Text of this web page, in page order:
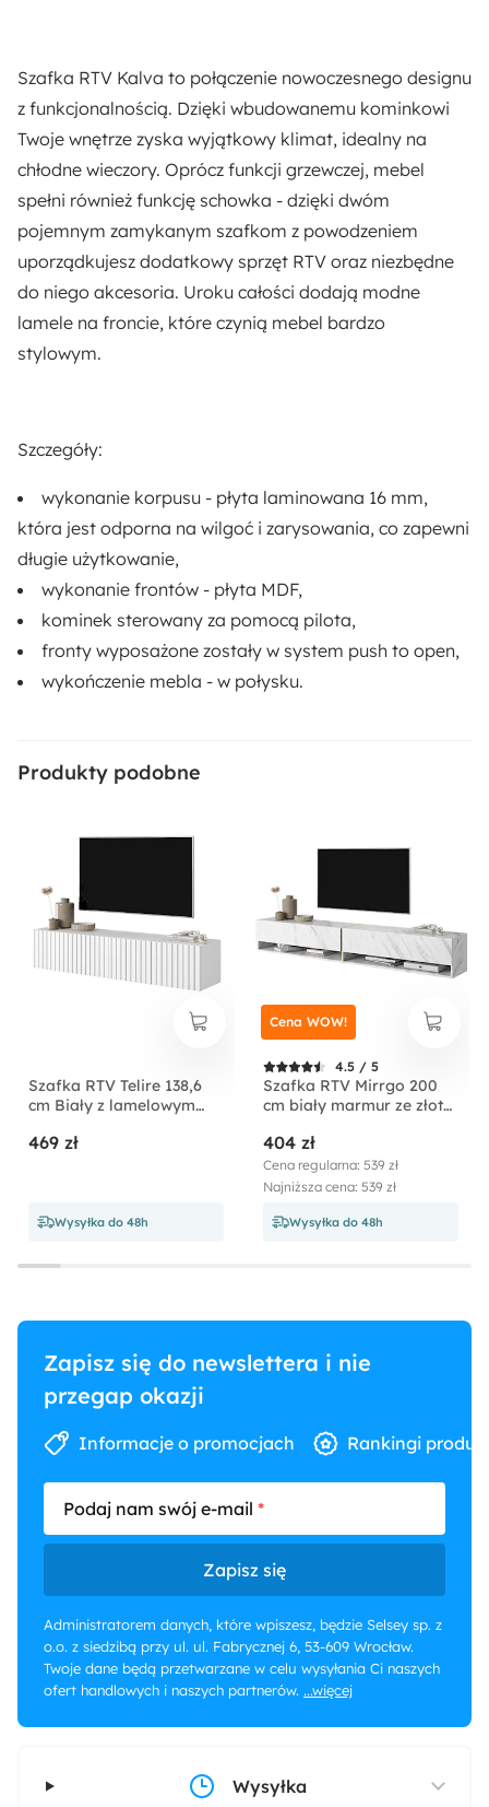
Kolor frontów:
Bialy połysk
Kolor:
Biały połysk
Ilość paczek:
2
Nie
Rodzaj:
Wiszący
Długość:
35 cm
Funkcje:
Materiał:
Szafka RTV Kalva to połączenie nowoczesnego designu
z funkcjonalnością. Dzięki wbudowanemu kominkowi
Twoje wnętrze zyska wyjątkowy klimat, idealny na
chłodne wieczory. Oprócz funkcji grzewczej, mebel
spełni również funkcję schowka - dzięki dwóm
pojemnym zamykanym szafkom z powodzeniem
uporządkujesz dodatkowy sprzęt RTV oraz niezbędne
do niego akcesoria. Uroku całości dodają modne
lamele na froncie, które czynią mebel bardzo
stylowym.
Szczegóły:
wykonanie korpusu - płyta laminowana 16 mm,
która jest odporna na wilgoć i zarysowania, co zapewni
długie użytkowanie,
wykonanie frontów - płyta MDF,
kominek sterowany za pomocą pilota,
fronty wyposażone zostały w system push to open,
wykończenie mebla - w połysku.
Produkty podobne
Szafka RTV Telire 138,6
cm Biały z lamelowym
469 zł
Wysyłka do 48h
4.5 / 5
Szafka RTV Mirrgo 200
cm biały marmur ze złotą
404 zł
Cena regularna: 539 zł
Najniższa cena: 539 zł
Cena WOW!
Wysyłka do 48h
Zapisz się do newslettera i nie
przegap okazji
Informacje o promocjach Rankingi
Podaj nam swój e-mail
Zapisz się
Administratorem danych, które wpiszesz, będzie Selsey sp. z
o.o. z siedzibą przy ul. ul. Fabrycznej 6, 53-609 Wrocław.
Twoje dane będą przetwarzane w celu wysyłania Ci naszych
ofert handlowych i naszych partnerów. ...więcej
Wysyłka